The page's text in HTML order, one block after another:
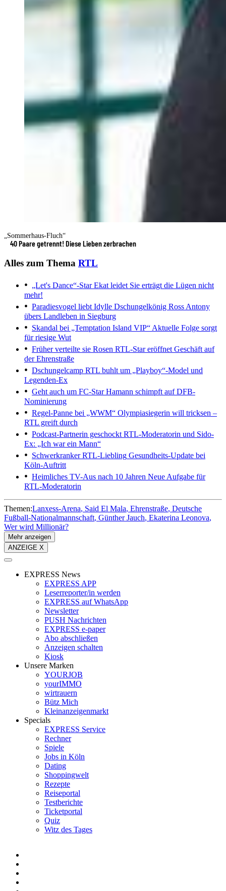
„Sommerhaus-Fluch“
40 Paare getrennt! Diese Lieben zerbrachen
Alles zum Thema RTL
„Let's Dance“-Star Ekat leidet Sie erträgt die Lügen nicht
mehr!
Paradiesvogel liebt Idylle Dschungelkönig Ross Antony
übers Landleben in Siegburg
Skandal bei „Temptation Island VIP“ Aktuelle Folge sorgt
für riesige Wut
Früher verteilte sie Rosen RTL-Star eröffnet Geschäft auf
der Ehrenstraße
Dschungelcamp RTL buhlt um „Playboy“-Model und
Legenden-Ex
Geht auch um FC-StarHamann schimpft auf DFB-
Nominierung
Regel-Panne bei „WWM“ Olympiasiegerin will tricksen –
RTL greift durch
Podcast-Partnerin geschockt RTL-Moderatorin und Sido-
Ex: „Ich war ein Mann“
Schwerkranker RTL-Liebling Gesundheits-Update bei
Köln-Auftritt
Heimliches TV-Aus nach 10 Jahren Neue Aufgabe für
RTL-Moderatorin
Themen:Lanxess-Arena Said El Mala Ehrenstraße Deutsche
Fußball-Nationalmannschaft Günther Jauch Ekaterina Leonova
Wer wird Millionär?
Mehr anzeigen
ANZEIGE X
EXPRESS News
EXPRESS APP
Leserreporter/in werden
EXPRESS auf WhatsApp
Newsletter
PUSH Nachrichten
EXPRESS e-paper
Abo abschließen
Anzeigen schalten
Kiosk
Unsere Marken
YOURJOB
yourIMMO
wirtrauern
Bütz Mich
Kleinanzeigenmarkt
Specials
EXPRESS Service
Rechner
Spiele
Jobs in Köln
Dating
Shoppingwelt
Rezepte
Reiseportal
Testberichte
Ticketportal
Quiz
Witz des Tages